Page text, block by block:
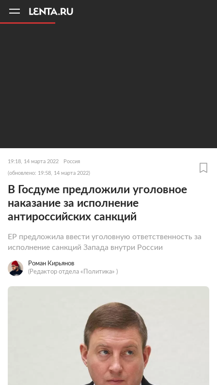
19:18, 14 марта 2022 Россия
(обновлено: 19:58, 14 марта 2022)
В Госдуме предложили уголовное
наказание за исполнение
антироссийских санкций
ЕР предложила ввести уголовную ответственность за
исполнение санкций Запада внутри России
Роман Кирьянов
(Редактор отдела «Политика» )